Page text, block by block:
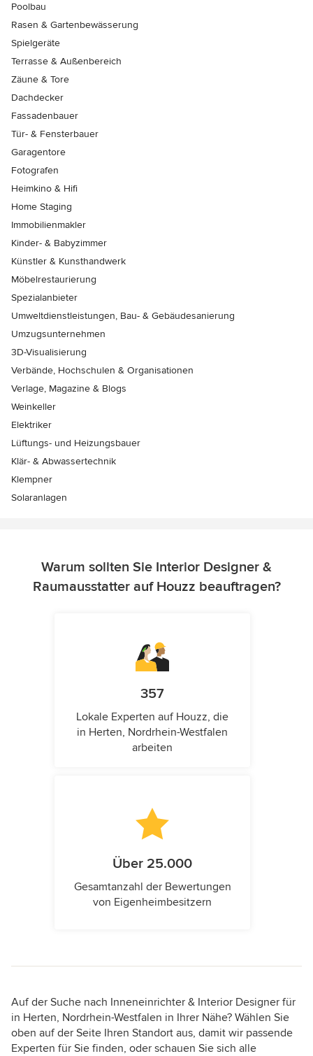
Poolbau
Rasen & Gartenbewässerung
Spielgeräte
Terrasse & Außenbereich
Zäune & Tore
Dachdecker
Fassadenbauer
Tür- & Fensterbauer
Garagentore
Fotografen
Heimkino & Hifi
Home Staging
Immobilienmakler
Kinder- & Babyzimmer
Künstler & Kunsthandwerk
Möbelrestaurierung
Spezialanbieter
Umweltdienstleistungen, Bau- & Gebäudesanierung
Umzugsunternehmen
3D-Visualisierung
Verbände, Hochschulen & Organisationen
Verlage, Magazine & Blogs
Weinkeller
Elektriker
Lüftungs- und Heizungsbauer
Klär- & Abwassertechnik
Klempner
Solaranlagen
Warum sollten Sie Interior Designer &
Raumausstatter auf Houzz beauftragen?
357
Lokale Experten auf Houzz, die
in Herten, Nordrhein-Westfalen
arbeiten
Über 25.000
Gesamtanzahl der Bewertungen
von Eigenheimbesitzern
Auf der Suche nach Inneneinrichter & Interior Designer für
in Herten, Nordrhein-Westfalen in Ihrer Nähe? Wählen Sie
oben auf der Seite Ihren Standort aus, damit wir passende
Experten für Sie finden, oder schauen Sie sich alle